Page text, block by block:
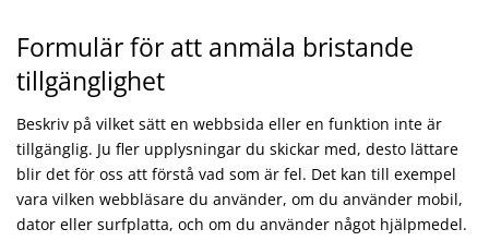
Formulär för att anmäla bristande
tillgänglighet
Beskriv på vilket sätt en webbsida eller en funktion inte är
tillgänglig. Ju fler upplysningar du skickar med, desto lättare
blir det för oss att förstå vad som är fel. Det kan till exempel
vara vilken webbläsare du använder, om du använder mobil,
dator eller surfplatta, och om du använder något hjälpmedel.